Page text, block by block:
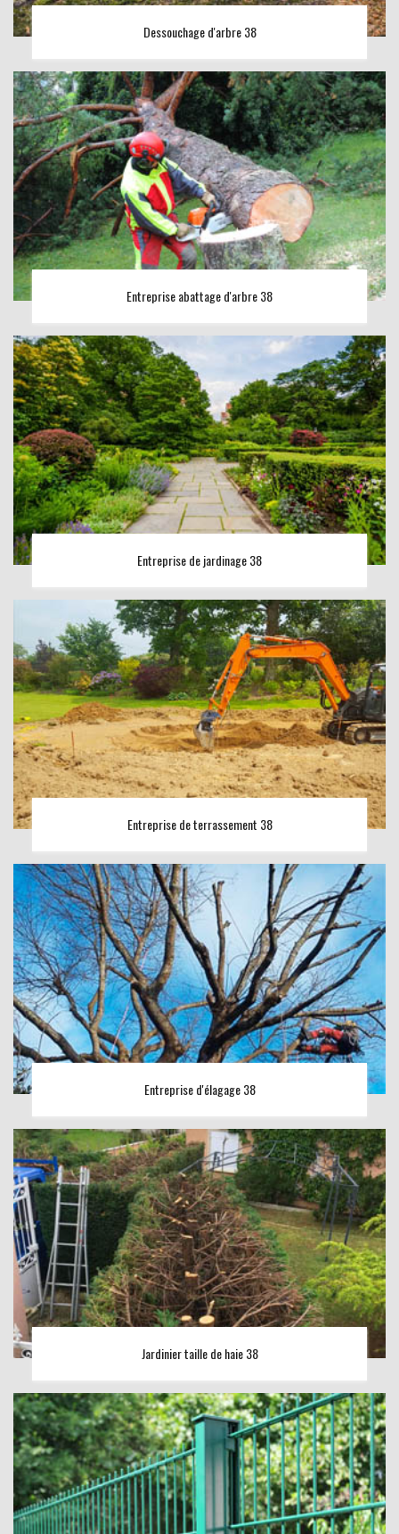
Dessouchage d'arbre 38
Entreprise abattage d'arbre 38
Entreprise de jardinage 38
Entreprise de terrassement 38
Entreprise d'élagage 38
Jardinier taille de haie 38